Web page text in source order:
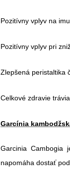
Pozitívny vplyv na
Pozitívny vplyv pri
Zlepšená peristaltika
Celkové zdravie
Garcínia
Garcinia Cambogia
napomáha dostať